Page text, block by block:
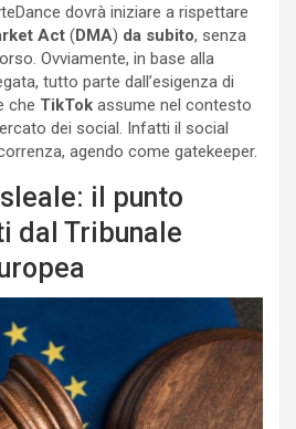
dovrà iniziare a rispettare
Act (DMA) da subito, senza
Ovviamente, in base alla
tutto parte dall’esigenza di
che TikTok assume nel contesto
dei social. Infatti il social
agendo come gatekeeper.
il punto
dal Tribunale